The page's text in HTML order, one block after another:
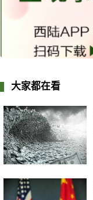
大家都在看